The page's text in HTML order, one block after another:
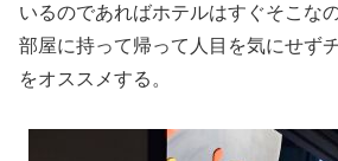
いるのであればホテルはすぐそこな
部屋に持って帰って人目を気にせず
をオススメする。